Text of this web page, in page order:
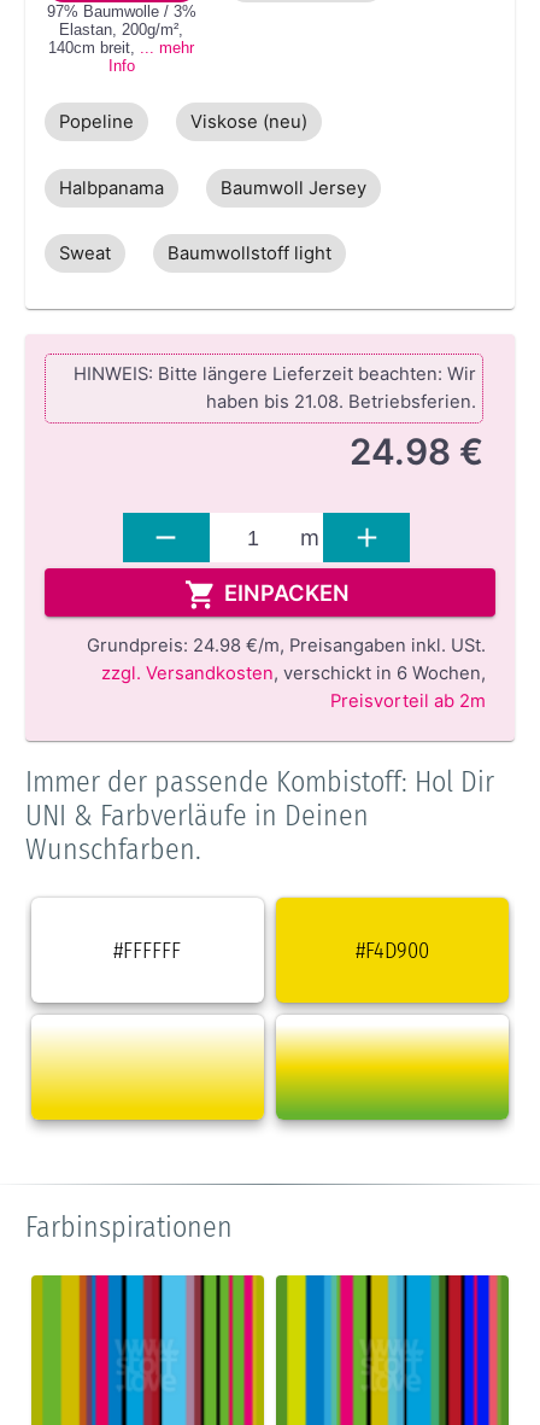
97% Baumwolle / 3%
Elastan 200g/m²
140cm breit
... mehr
Info
Popeline Viskose (neu)
Halbpanama Baumwoll Jersey
Sweat Baumwollstoff light
HINWEIS: Bitte längere Lieferzeit beachten: Wir
haben bis 21.08. Betriebsferien.
24.98 €
m
EINPACKEN
Grundpreis: 24.98 €/m, Preisangaben inkl. USt.
zzgl. Versandkosten,verschickt in 6 Wochen,
Preisvorteil ab 2m
Immer der passende Kombistoff: Hol Dir
UNI & Farbverläufe in Deinen
Wunschfarben.
#FFFFFF #F4D900
Farbinspirationen